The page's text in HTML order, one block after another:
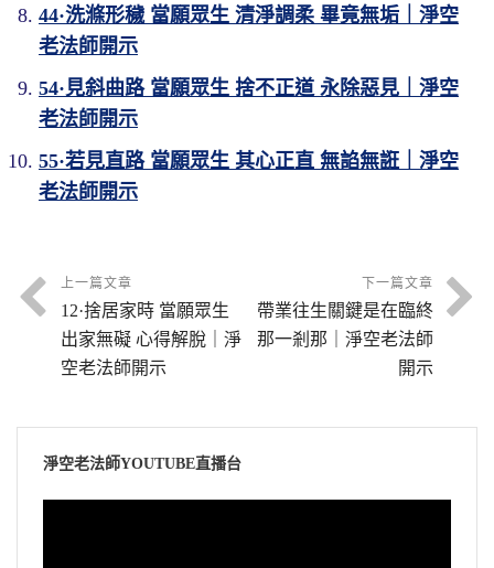
44·洗滌形穢 當願眾生 清淨調柔 畢竟無垢｜淨空
老法師開示
54·見斜曲路 當願眾生 捨不正道 永除惡見｜淨空
老法師開示
55·若見直路 當願眾生 其心正直 無諂無誑｜淨空
老法師開示
上一篇文章
12·捨居家時 當願眾生
出家無礙 心得解脫｜淨
空老法師開示
下一篇文章
帶業往生關鍵是在臨終
那一剎那｜淨空老法師
開示
淨空老法師YOUTUBE直播台